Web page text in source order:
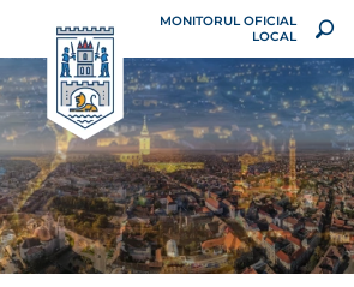
MONITORUL OFICIAL
LOCAL